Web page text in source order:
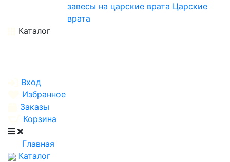
завесы на царские врата Царские
врата
Каталог
Вход
Избранное
Заказы
Корзина
Главная
Каталог